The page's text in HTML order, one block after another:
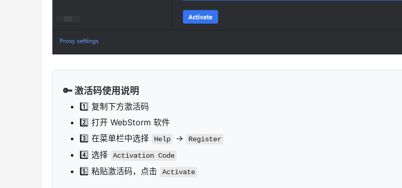
🔑 激活码使用说明
1️⃣ 复制下方激活码
2️⃣ 打开 WebStorm 软件
3️⃣ 在菜单栏中选择
Help -> Register
4️⃣ 选择 Activation Code
5️⃣ 粘贴激活码，点击 Activate